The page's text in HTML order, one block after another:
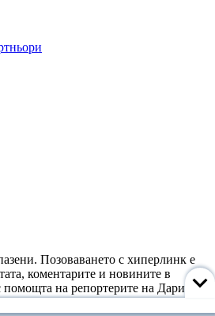
Позоваването с хиперлинк е
коментарите и новините в
на репортерите на Дарик
на радиото. Снимки: Дарик